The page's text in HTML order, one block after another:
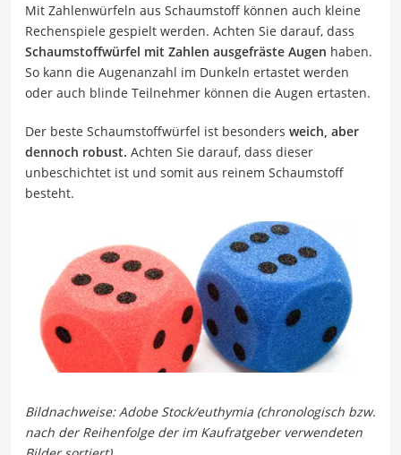
Mit Zahlenwürfeln aus Schaumstoff können auch kleine
Rechenspiele gespielt werden. Achten Sie darauf, dass
Schaumstoffwürfel mit Zahlen ausgefräste Augen haben.
So kann die Augenanzahl im Dunkeln ertastet werden
oder auch blinde Teilnehmer können die Augen ertasten.
Der beste Schaumstoffwürfel ist besonders weich, aber
dennoch robust. Achten Sie darauf, dass dieser
unbeschichtet ist und somit aus reinem Schaumstoff
besteht.